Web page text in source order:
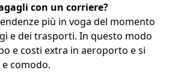
con un corriere?
più in voga del momento
e dei trasporti. In questo modo
e costi extra in aeroporto e si
comodo.